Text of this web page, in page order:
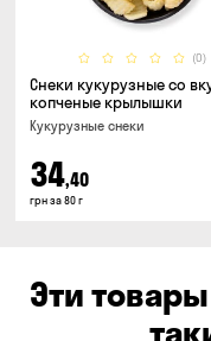
(0)
Снеки кукурузные со
копченые крылышки
Кукурузные снеки
34,40
грн за 80 г
Эти